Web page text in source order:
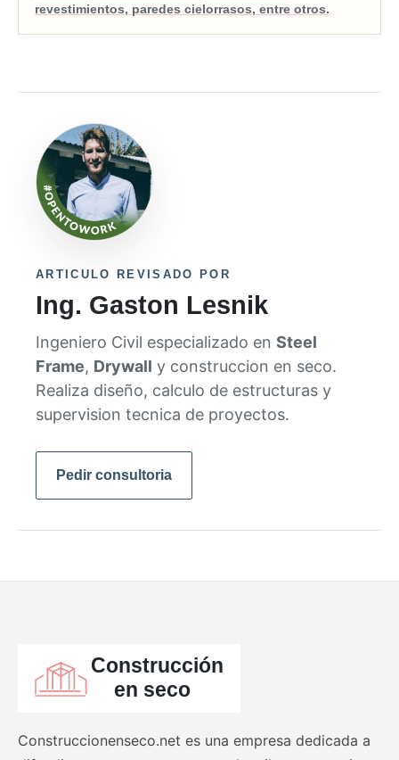
revestimientos, paredes cielorrasos, entre otros.
ARTICULO REVISADO POR
Ing. Gaston Lesnik
Ingeniero Civil especializado en Steel
Frame, Drywall y construccion en seco.
Realiza diseño, calculo de estructuras y
supervision tecnica de proyectos.
Pedir consultoria
Construccionenseco.net es una empresa dedicada a